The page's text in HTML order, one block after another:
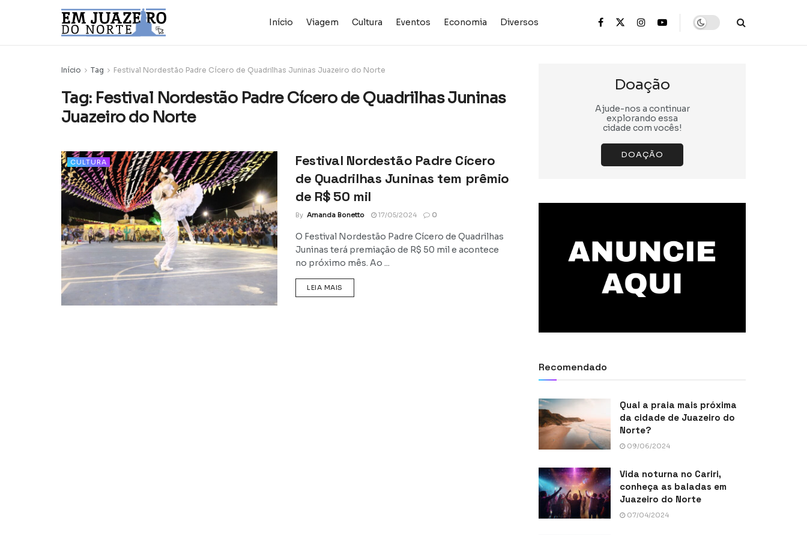
Início Viagem Cultura Eventos Economia Diversos
Início Tag Festival Nordestão Padre Cícero de Quadrilhas Juninas Juazeiro do Norte
Tag: Festival Nordestão Padre Cícero de Quadrilhas Juninas
Juazeiro do Norte
CULTURA
Festival Nordestão Padre Cícero
de Quadrilhas Juninas tem prêmio
de R$ 50 mil
By Amanda Bonetto 17/05/2024 0
O Festival Nordestão Padre Cícero de Quadrilhas
Juninas terá premiação de R$ 50 mil e acontece
no próximo mês. Ao ...
LEIA MAIS
Doação
Ajude-nos a continuar
explorando essa
cidade com vocês!
DOAÇÃO
Recomendado
Qual a praia mais próxima
da cidade de Juazeiro do
Norte?
09/06/2024
Vida noturna no Cariri,
conheça as baladas em
Juazeiro do Norte
07/04/2024